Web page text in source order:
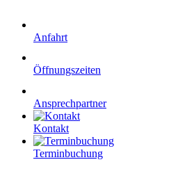
Anfahrt
Öffnungszeiten
Ansprechpartner
Kontakt
Terminbuchung